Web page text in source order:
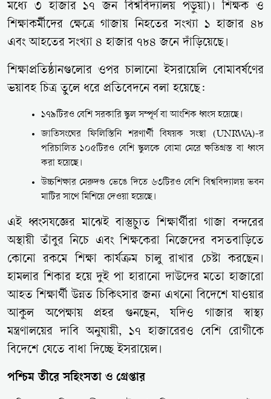
মধ্যে ৩ হাজার ১৭ জন বিশ্ববিদ্যালয় পড়ুয়া)। শিক্ষক ও
শিক্ষাকর্মীদের ক্ষেত্রে গাজায় নিহতের সংখ্যা ১ হাজার ৪৮
এবং আহতের সংখ্যা ৪ হাজার ৭৮৪ জনে দাঁড়িয়েছে।
শিক্ষাপ্রতিষ্ঠানগুলোর ওপর চালানো ইসরায়েলি বোমাবর্ষণের
ভয়াবহ চিত্র তুলে ধরে প্রতিবেদনে বলা হয়েছে:
১৭৯টিরও বেশি সরকারি স্কুল সম্পূর্ণ বা আংশিক ধ্বংস হয়েছে।
জাতিসংঘের ফিলিস্তিনি শরণার্থী বিষয়ক সংস্থা (UNRWA)-র
পরিচালিত ১০৫টিরও বেশি স্কুলকে বোমা মেরে ক্ষতিগ্রস্ত বা ধ্বংস
করা হয়েছে।
উচ্চশিক্ষার মেরুদণ্ড ভেঙে দিতে ৬৩টিরও বেশি বিশ্ববিদ্যালয় ভবন
মাটির সাথে মিশিয়ে দেওয়া হয়েছে।
এই ধ্বংসযজ্ঞের মাঝেই বাস্তুচ্যুত শিক্ষার্থীরা গাজা বন্দরের
অস্থায়ী তাঁবুর নিচে এবং শিক্ষকেরা নিজেদের বসতবাড়িতে
কোনো রকমে শিক্ষা কার্যক্রম চালু রাখার চেষ্টা করছেন।
হামলার শিকার হয়ে দুই পা হারানো দাউদের মতো হাজারো
আহত শিক্ষার্থী উন্নত চিকিৎসার জন্য এখনো বিদেশে যাওয়ার
আকুল অপেক্ষায় প্রহর গুনছেন, যদিও গাজার স্বাস্থ্য
মন্ত্রণালয়ের দাবি অনুযায়ী, ১৭ হাজারেরও বেশি রোগীকে
বিদেশে যেতে বাধা দিচ্ছে ইসরায়েল।
পশ্চিম তীরে সহিংসতা ও গ্রেপ্তার